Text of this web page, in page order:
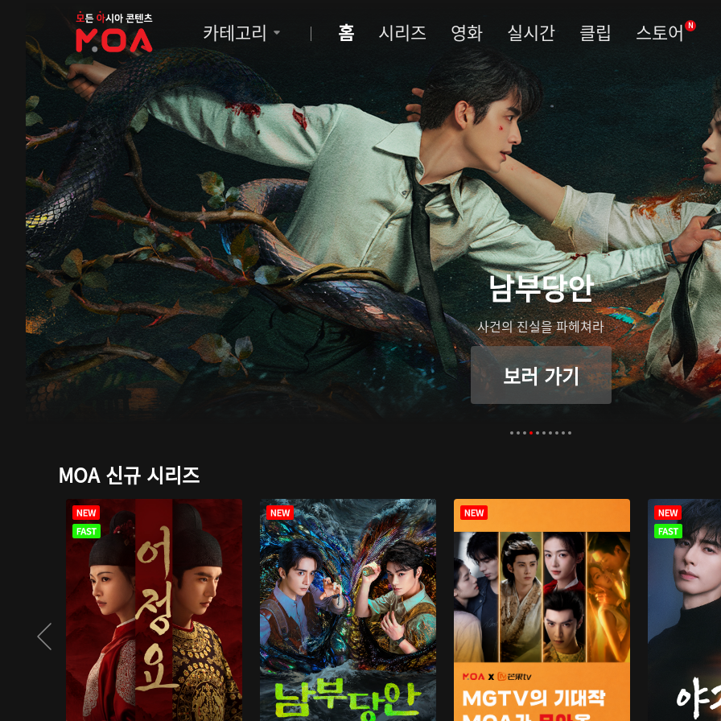
MOA
카테고리 홈 시리즈 영화 실시간 클립 스토어 N
남부당안
사건의 진실을 파헤쳐라
보러 가기
MOA 신규 시리즈